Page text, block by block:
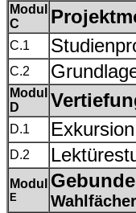
Modul
C
C.1
C.2
Modul
D
D.1 Exkursion
D.2
Modul
E
Wahlfächer